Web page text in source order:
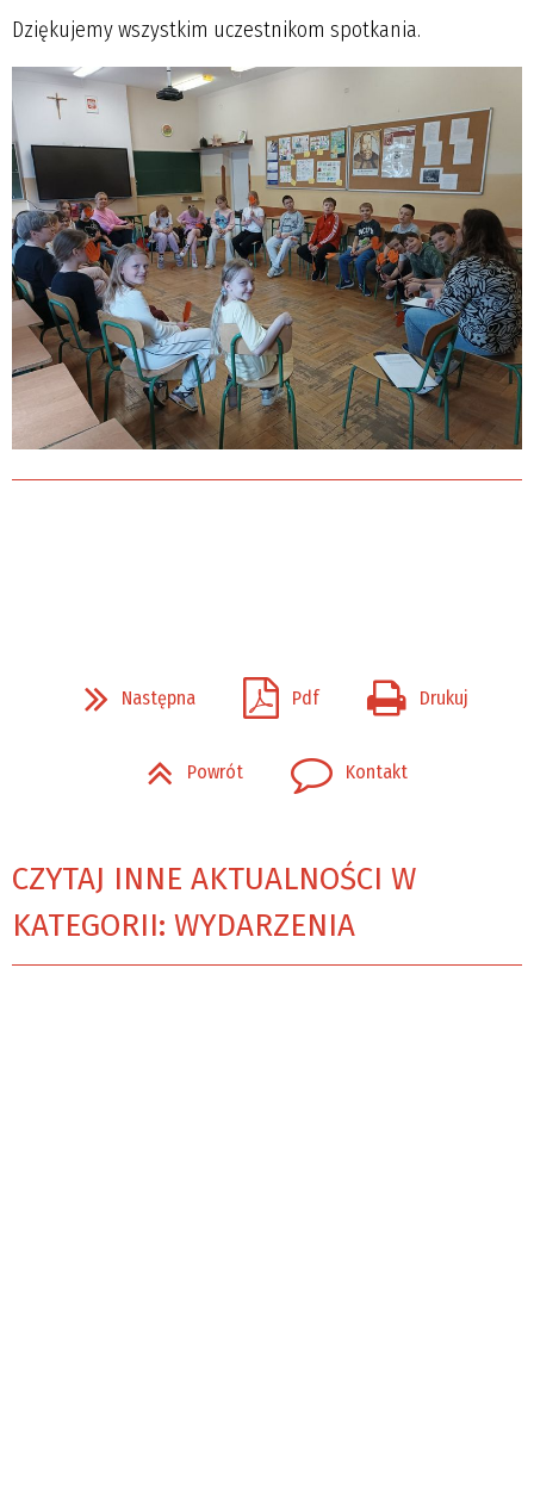
Dziękujemy wszystkim uczestnikom spotkania.
Następna Pdf Drukuj
Powrót Kontakt
CZYTAJ INNE AKTUALNOŚCI W
KATEGORII: WYDARZENIA